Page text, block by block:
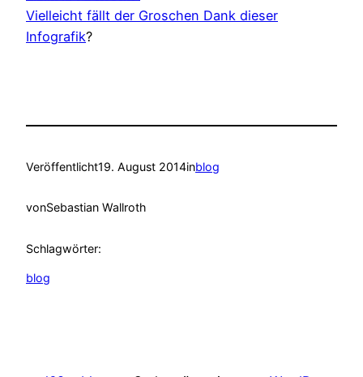
Vielleicht fällt der Groschen Dank dieser
Infografik?
Veröffentlicht19. August 2014inblog
vonSebastian Wallroth
Schlagwörter:
blog